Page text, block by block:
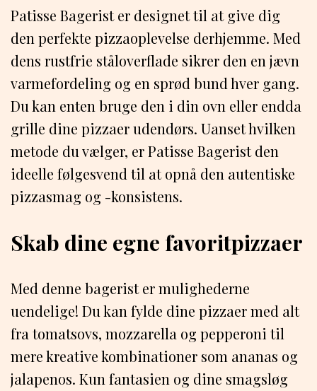
Patisse Bagerist er designet til at give dig
den perfekte pizzaoplevelse derhjemme. Med
dens rustfrie ståloverflade sikrer den en jævn
varmefordeling og en sprød bund hver gang.
Du kan enten bruge den i din ovn eller endda
grille dine pizzaer udendørs. Uanset hvilken
metode du vælger, er Patisse Bagerist den
ideelle følgesvend til at opnå den autentiske
pizzasmag og -konsistens.
Skab dine egne favoritpizzaer
Med denne bagerist er mulighederne
uendelige! Du kan fylde dine pizzaer med alt
fra tomatsovs, mozzarella og pepperoni til
mere kreative kombinationer som ananas og
jalapenos. Kun fantasien og dine smagsløg